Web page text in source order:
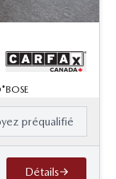
préqualifié
Détails